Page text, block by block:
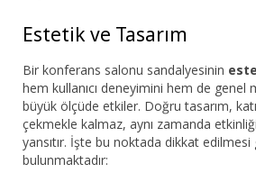
Estetik ve Tasarım
Bir konferans salonu sandalyesinin
hem kullanıcı deneyimini hem de genel
büyük ölçüde etkiler. Doğru tasarım,
çekmekle kalmaz, aynı zamanda
yansıtır. İşte bu noktada dikkat
bulunmaktadır: